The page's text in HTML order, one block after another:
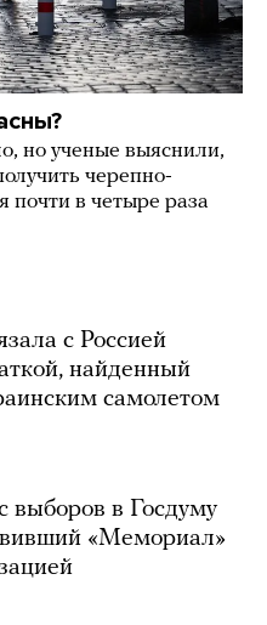
но ученые выяснили,
черепно-
почти в четыре раза
с Россией
найденный
самолетом
выборов в Госдуму
«Мемориал»